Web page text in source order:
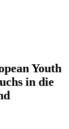
Youth
in die